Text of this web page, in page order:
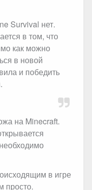
Survival нет.
в том, что
как можно
в новой
и победить
на Minecraft.
в игре
просто.